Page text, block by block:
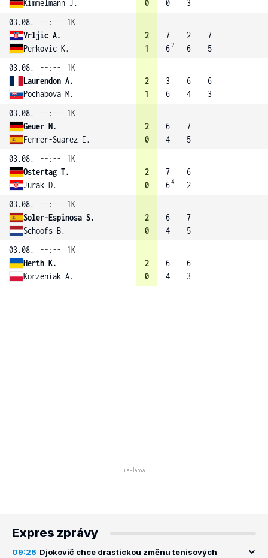
Kimmelmann J. 0 0
3
03.08.
--:--
1K
Vrljic A.
Perkovic K.
2
1
7
62
2
6
7
5
03.08.
--:--
1K
Laurendon A.
Pochabova M.
2
1
3
6
6
4
6
3
03.08.
--:--
1K
Geuer N.
Ferrer-Suarez I.
2
0
6
4
7
5
03.08.
--:--
1K
Ostertag T.
Jurak D.
2
0
7
64
6
2
03.08.
--:--
1K
Soler-Espinosa S.
Schoofs B.
2
0
6
4
7
5
03.08.
--:--
1K
Herth K.
Korzeniak A.
2
0
6
4
6
3
Expres zprávy
09:26 Djokovič chce drastickou změnu tenisových